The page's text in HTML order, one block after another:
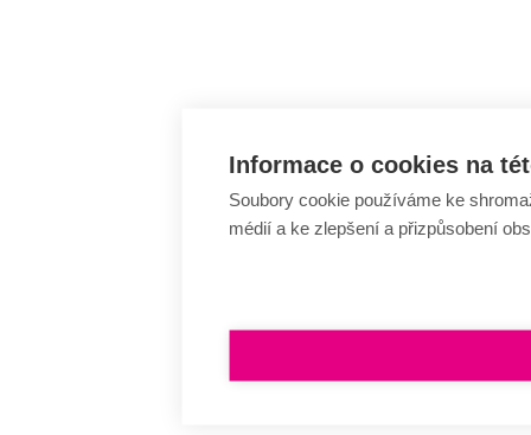
Informace o cookies na
Soubory cookie používáme ke
médií a ke zlepšení a přizpůsobení